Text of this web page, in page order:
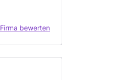
Firma bewerten